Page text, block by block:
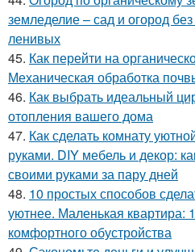
земледелие – сад и огород
ленивых
45. Как перейти на
Механическая обработка
46. Как выбрать идеальный
отопления вашего дома
47. Как сделать комнату
руками. DIY мебель и декор:
своими руками за пару дней
48. 10 простых способов
уютнее. Маленькая квартира:
комфортного обустройства